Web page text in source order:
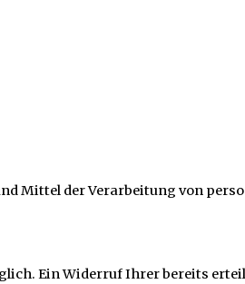
Mittel der Verarbeitung von
Ein Widerruf Ihrer bereits